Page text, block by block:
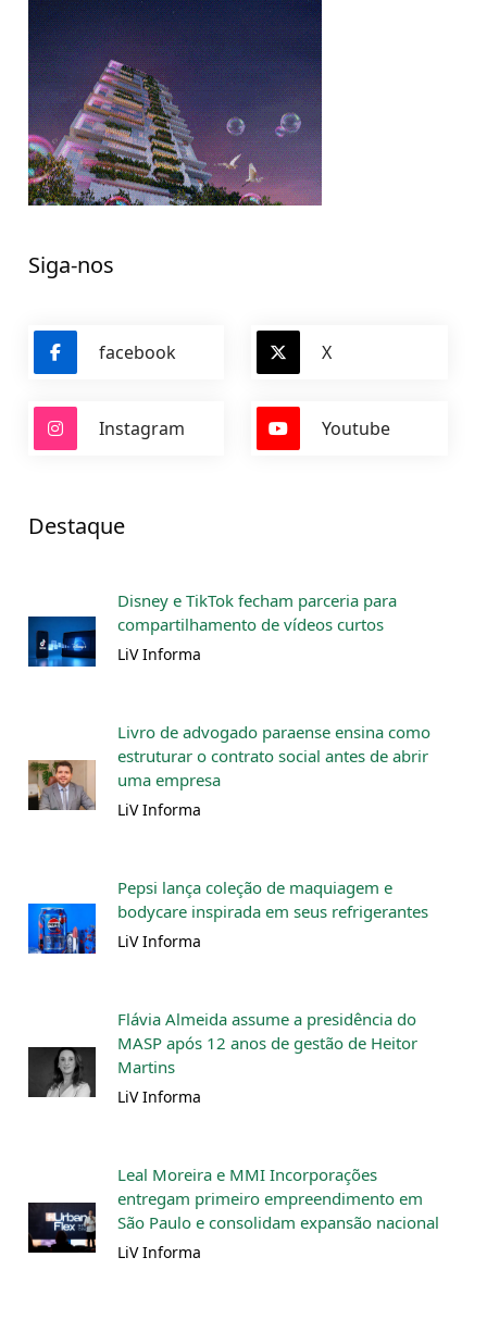
Siga-nos
facebook X
Instagram Youtube
Destaque
Disney e TikTok fecham parceria para
compartilhamento de vídeos curtos
LiV Informa
Livro de advogado paraense ensina como
estruturar o contrato social antes de abrir
uma empresa
LiV Informa
Pepsi lança coleção de maquiagem e
bodycare inspirada em seus refrigerantes
LiV Informa
Flávia Almeida assume a presidência do
MASP após 12 anos de gestão de Heitor
Martins
LiV Informa
Leal Moreira e MMI Incorporações
entregam primeiro empreendimento em
São Paulo e consolidam expansão nacional
LiV Informa